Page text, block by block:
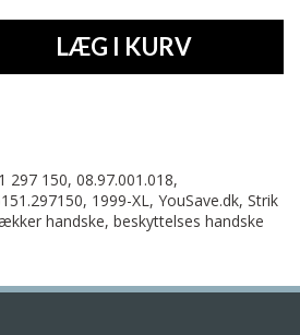
LÆG I KURV
297 150, 08.97.001.018,
1999-XL, YouSave.dk, Strik
handske, beskyttelses handske